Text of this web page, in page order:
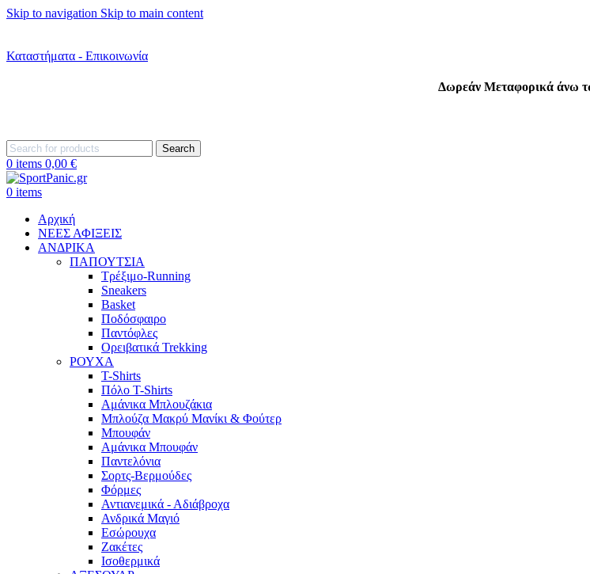
Skip to navigation Skip to main content
Καταστήματα - Επικοινωνία
Δωρεάν Μεταφορικά άνω
Search
0 items 0,00 €
0 items
Αρχική
ΝΕΕΣ ΑΦΙΞΕΙΣ
AΝΔΡΙΚΑ
ΠΑΠΟΥΤΣΙΑ
Τρέξιμο-Running
Sneakers
Basket
Ποδόσφαιρο
Παντόφλες
Ορειβατικά Trekking
ΡΟΥΧΑ
T-Shirts
Πόλο T-Shirts
Αμάνικα Μπλουζάκια
Μπλούζα Μακρύ Μανίκι & Φούτερ
Μπουφάν
Αμάνικα Μπουφάν
Παντελόνια
Σορτς-Βερμούδες
Φόρμες
Αντιανεμικά - Αδιάβροχα
Ανδρικά Μαγιό
Εσώρουχα
Ζακέτες
Ισοθερμικά